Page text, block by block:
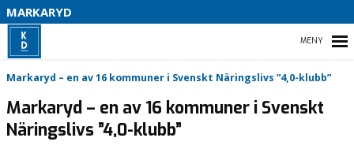
MARKARYD
HEM
Markaryd – en av 16 kommuner i Svenskt Näringslivs ”4,0-klubb”
Markaryd – en av 16 kommuner i Svenskt
Näringslivs ”4,0-klubb”